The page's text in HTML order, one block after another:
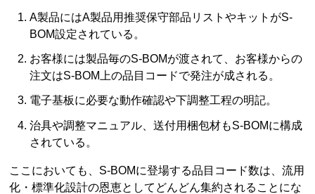
A製品にはA製品用推奨保守部品リストやキットがS-
BOM設定されている。
お客様には製品毎のS-BOMが渡されて、お客様からの
注文はS-BOM上の品目コードで発注が成される。
電子基板に必要な動作確認や下調整工程の明記。
治具や調整マニュアル、送付用梱包材もS-BOMに構成
されている。
ここにおいても、S-BOMに登場する品目コード数は、流用
化・標準化設計の恩恵としてどんどん集約されることにな